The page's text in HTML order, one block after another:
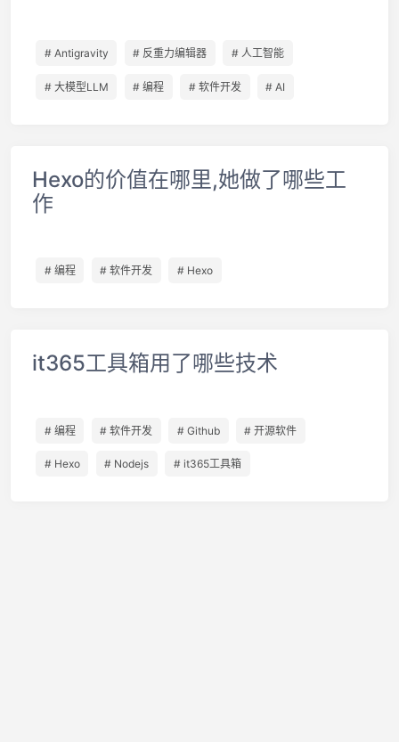
# Antigravity # 反重力编辑器 # 人工智能
# 大模型LLM # 编程 # 软件开发 # AI
Hexo的价值在哪里,她做了哪些工
作
# 编程 # 软件开发 # Hexo
it365工具箱用了哪些技术
# 编程 # 软件开发 # Github # 开源软件
# Hexo # Nodejs # it365工具箱